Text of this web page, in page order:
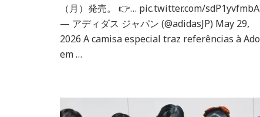
（月）発売。​ 👉… pic.twitter.com/sdP1yvfmbA
— アディダス ジャパン (@adidasJP) May 29,
2026 A camisa especial traz referências à Ado
em …